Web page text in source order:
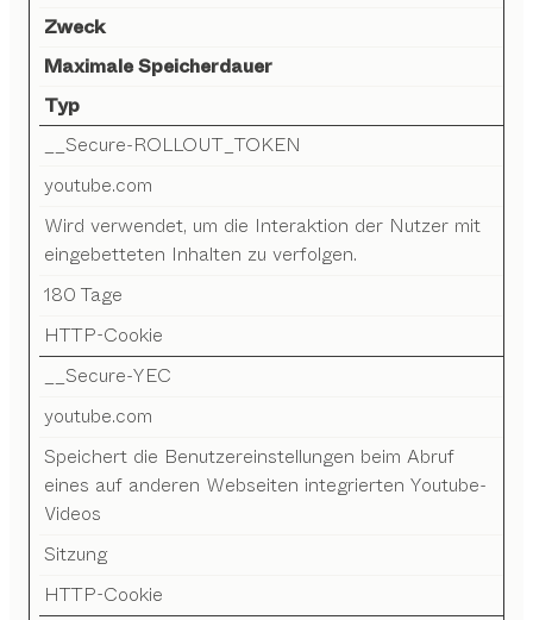
Zweck
Maximale Speicherdauer
Typ
__Secure-ROLLOUT_TOKEN
youtube.com
Wird verwendet, um die Interaktion der Nutzer mit
eingebetteten Inhalten zu verfolgen.
180 Tage
HTTP-Cookie
__Secure-YEC
youtube.com
Speichert die Benutzereinstellungen beim Abruf
eines auf anderen Webseiten integrierten Youtube-
Videos
Sitzung
HTTP-Cookie